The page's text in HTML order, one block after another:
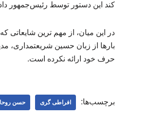
کند این دستور توسط رئیس‌جمهور
در این میان، از مهم ترین
بارها از زبان حسین شریعتمداری،
حرف خود ارائه نکرده است.
برچسب‌ها: افراطی گری حسن